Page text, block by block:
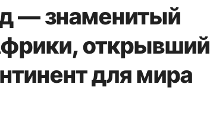
— знаменитый
открывший
для мира